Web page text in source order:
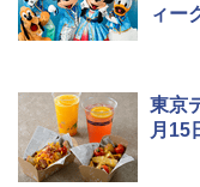
ィー
東京
月15